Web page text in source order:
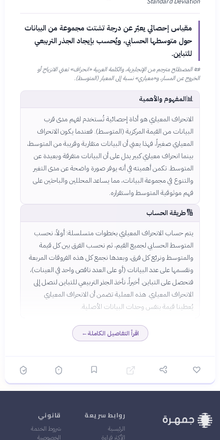
مقياس إحصائي يعبّر عن درجة تشتت مجموعة من البيانات
حول متوسطها الحسابي، ويُحسب بإيجاد الجذر التربيعي
للتباين.
📜المصطلح مترجم من الإنجليزية، والكلمة العربية «انحراف» تعني الانزياح أو
الخروج عن المسار، و«معياري» نسبة إلى المعيار (المتوسط).
📊المفهوم والأهمية
الانحراف المعياري هو أداة إحصائية تُستخدم لفهم مدى قرب
البيانات من القيمة المركزية (المتوسط). فعندما يكون الانحراف
المعياري صغيراً، فهذا يعني أن البيانات متقاربة وقريبة من المتوسط،
بينما انحراف معياري كبير يدل على أن البيانات متفرقة وبعيدة عن
المتوسط. تكمن أهميته في أنه يوفر صورة واضحة عن مدى التغير
والتنوع في مجموعة البيانات، مما يساعد المحللين والباحثين على
فهم موثوقية المتوسط واستقراره.
🔢طريقة الحساب
يتم حساب الانحراف المعياري بخطوات متسلسلة: أولاً، نحسب
المتوسط الحسابي لجميع القيم، ثم نحسب الفرق بين كل قيمة
والمتوسط ونربّع كل فرق، وبعدها نجمع كل هذه الفروقات المربعة
ونقسمها على عدد البيانات (أو على العدد ناقص واحد في العينات)،
فنحصل على التباين. أخيراً، نأخذ الجذر التربيعي للتباين لنصل إلى
الانحراف المعياري. هذه العملية تضمن أن الانحراف المعياري
يُعطينا قيمة بنفس وحدات البيانات الأصلية.
اقرأ التفاصيل الكاملة←
روابط سريعة
الرئيسية
الأكثر قراءة
قانوني
شروط الخدمة
الخصوصية